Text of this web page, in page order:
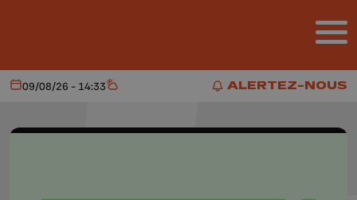
ALERTEZ-NOUS
ALERTEZ-NOUS
Aujourd'hui
09/08/26 - 14:33 Météo